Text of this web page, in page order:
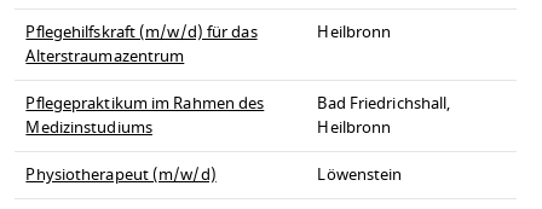
Pflegehilfskraft (m/w/d) für das
Alterstraumazentrum
Heilbronn
Pflegepraktikum im Rahmen des
Medizinstudiums
Bad Friedrichshall,
Heilbronn
Physiotherapeut (m/w/d)
Löwenstein